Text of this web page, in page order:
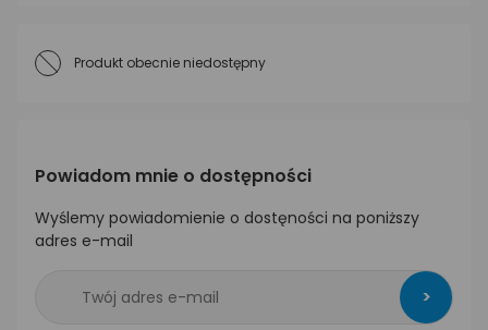
Produkt obecnie niedostępny
Powiadom mnie o dostępności
Wyślemy powiadomienie o dostęności na poniższy
adres e-mail
>